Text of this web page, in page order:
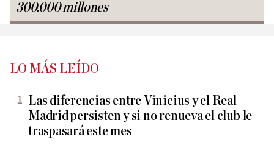
300.000 millones
LO MÁS LEÍDO
Las diferencias entre Vinicius y el Real
Madrid persisten y si no renueva el club le
traspasará este mes